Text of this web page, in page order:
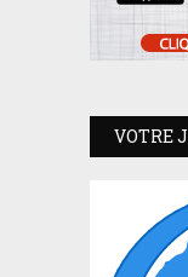
VOTRE